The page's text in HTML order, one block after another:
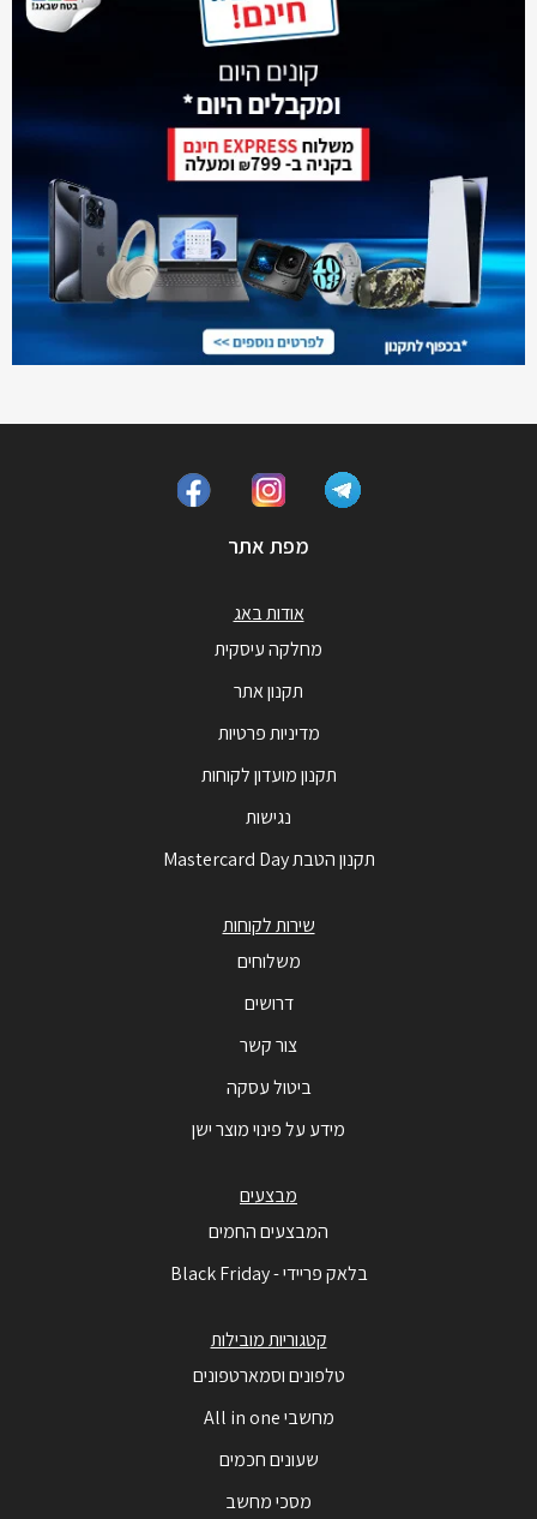
מפת אתר
אודות באג
מחלקה עיסקית
תקנון אתר
מדיניות פרטיות
תקנון מועדון לקוחות
נגישות
תקנון הטבת Mastercard Day
שירות לקוחות
משלוחים
דרושים
צור קשר
ביטול עסקה
מידע על פינוי מוצר ישן
מבצעים
המבצעים החמים
בלאק פריידי - Black Friday
קטגוריות מובילות
טלפונים וסמארטפונים
מחשבי All in one
שעונים חכמים
מסכי מחשב